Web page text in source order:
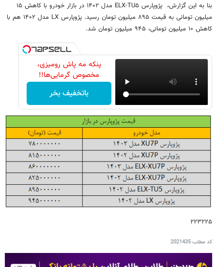
بنا به این گزارش، پژوپارس ELX-TU۵ مدل ۱۴۰۲ در بازار خودرو با کاهش ۱۵
میلیون تومانی به قیمت ۸۹۵ میلیون تومان رسید. پژوپارس LX مدل ۱۴۰۲ هم با
کاهش ۱۰ میلیون تومانی، ۹۴۵ میلیون تومان شد.
پنکه مه پاش رومیزی،
مخصوص گرمایی‌ها!!
باتخفیف بخر
۲۲۳۲۲۵
کد مطلب2021435